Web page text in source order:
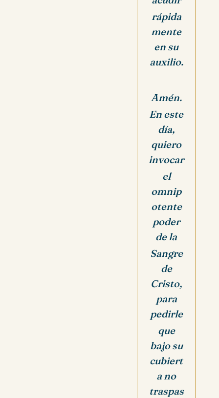
rápida
mente
en su
auxilio.
Amén.
En este
día,
quiero
invocar
el
omnip
otente
poder
de la
Sangre
de
Cristo,
para
pedirle
que
bajo su
cubiert
a no
traspas